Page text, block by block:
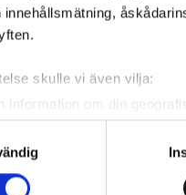
innehållsmätning,
skulle vi även vilja:
information om din
din enhet genom att
om hur dina personliga
ditt samtycke när som